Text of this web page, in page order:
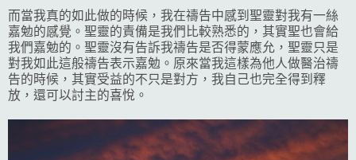
而當我真的如此做的時候，我在禱告中感到聖靈對我有一絲
嘉勉的感覺。聖靈的責備是我們比較熟悉的，其實聖也會給
我們嘉勉的。 聖靈沒有告訴我禱告是否得蒙應允，聖靈只是
對我如此這般禱告表示嘉勉。原來當我這樣為他人做醫治禱
告的時候，其實受益的不只是對方，我自己也完全得到釋
放，還可以討主的喜悅。